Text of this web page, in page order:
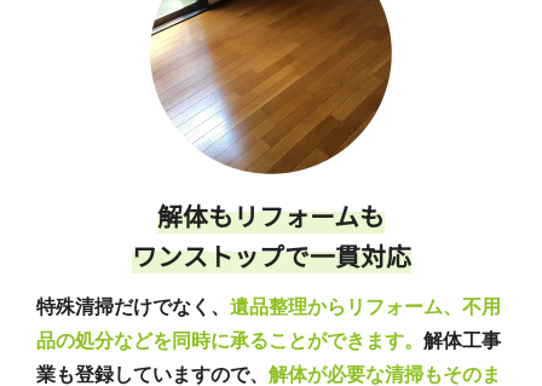
解体もリフォームも
ワンストップで一貫対応
特殊清掃だけでなく、 遺品整理からリフォーム、不用
品の処分などを同時に承ることができます。 解体工事
業も登録していますので、 解体が必要な清掃もそのま